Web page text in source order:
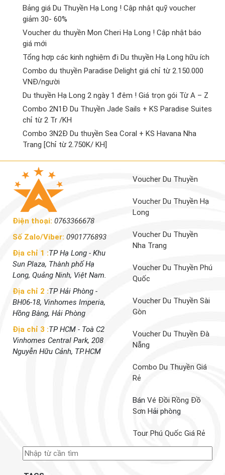
Bảng giá Du Thuyền Hạ Long ! Cập nhật quỹ voucher
giảm 30- 60%
Voucher du thuyền Mon Cheri Hạ Long ! Cập nhật báo
giá mới
Tổng hợp các kinh nghiệm đi Du thuyền Hạ Long hữu ích
Combo du thuyền Paradise Delight giá chỉ từ 2.150.000
VNĐ/người
Du thuyền Hạ Long 2 ngày 1 đêm ! Giá trọn gói Từ A – Z
Combo 2N1Đ Du Thuyền Jade Sails + KS Paradise Suites
chỉ từ 2 Tr /KH
Combo 3N2Đ Du thuyền Sea Coral + KS Havana Nha
Trang [Chỉ từ 2.750K/ KH]
Điện thoại: 0763366678
Số Zalo/Viber: 0901776893
Địa chỉ 1 :TP Hạ Long - Khu
Sun Plaza, Thành phố Hạ
Long, Quảng Ninh, Việt Nam.
Địa chỉ 2 :TP Hải Phòng -
BH06-18, Vinhomes Imperia,
Hồng Bàng, Hải Phòng
Địa chỉ 3 :TP HCM - Toà C2
Vinhomes Central Park, 208
Nguyễn Hữu Cảnh, TP.HCM
Voucher Du Thuyền
Voucher Du Thuyền Hạ
Long
Voucher Du Thuyền
Nha Trang
Voucher Du Thuyền Phú
Quốc
Voucher Du Thuyền Sài
Gòn
Voucher Du Thuyền Đà
Nẵng
Combo Du Thuyền Giá
Rẻ
Bán Vé Đồi Rồng Đồ
Sơn Hải phòng
Tour Phú Quốc Giá Rẻ